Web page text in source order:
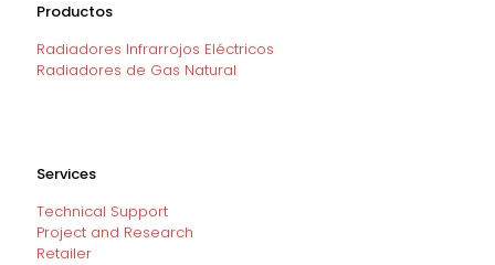
Productos
Radiadores Infrarrojos Eléctricos
Radiadores de Gas Natural
Services
Technical Support
Project and Research
Retailer